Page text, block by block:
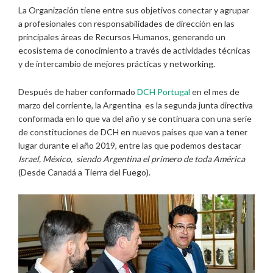
La Organización tiene entre sus objetivos conectar y agrupar
a profesionales con responsabilidades de dirección en las
principales áreas de Recursos Humanos, generando un
ecosistema de conocimiento a través de actividades técnicas
y de intercambio de mejores prácticas y networking.
Después de haber conformado DCH Portugal en el mes de
marzo del corriente, la Argentina es la segunda junta directiva
conformada en lo que va del año y se continuara con una serie
de constituciones de DCH en nuevos países que van a tener
lugar durante el año 2019, entre las que podemos destacar
Israel, México, siendo Argentina el primero de toda América
(Desde Canadá a Tierra del Fuego).